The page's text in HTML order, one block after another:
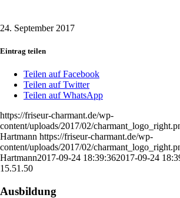
24. September 2017
Eintrag teilen
Teilen auf Facebook
Teilen auf Twitter
Teilen auf WhatsApp
https://friseur-charmant.de/wp-
content/uploads/2017/02/
Hartmann https://friseur-charmant.de/wp-
content/uploads/2017/02/
Hartmann2017-09-24 18:39:362017-09-24
15.51.50
Ausbildung